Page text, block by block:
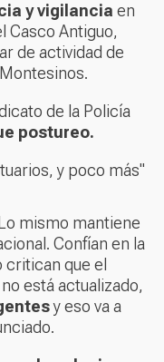
y vigilancia en
Casco Antiguo,
de actividad de
de la Policía
postureo.
y poco más"
mismo mantiene
Confían en la
que el
está actualizado,
y eso va a